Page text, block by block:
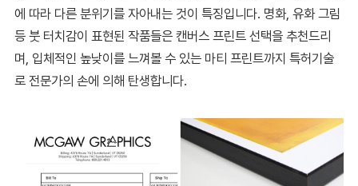
에 따라 다른 분위기를 자아내는 것이 특징입니다. 명화, 유화 그림
등 붓 터치감이 표현된 작품들은 캔버스 프린트 선택을 추천드리
며, 입체적인 높낮이를 느껴볼 수 있는 마티 프린트까지 특허기술
로 전문가의 손에 의해 탄생합니다.